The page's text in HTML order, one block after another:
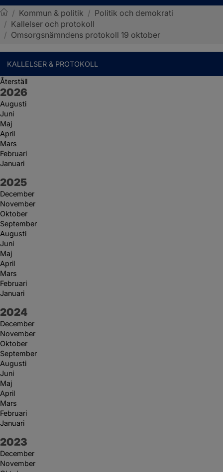
Sotenäs kommun
/ Kommun & politik / Politik och demokrati
/ Kallelser och protokoll
/ Omsorgsnämndens protokoll 19 oktober
KALLELSER & PROTOKOLL
Återställ
År:
2026
Augusti
Juni
Maj
April
Mars
Februari
Januari
År:
2025
December
November
Oktober
September
Augusti
Juni
Maj
April
Mars
Februari
Januari
År:
2024
December
November
Oktober
September
Augusti
Juni
Maj
April
Mars
Februari
Januari
År:
2023
December
November